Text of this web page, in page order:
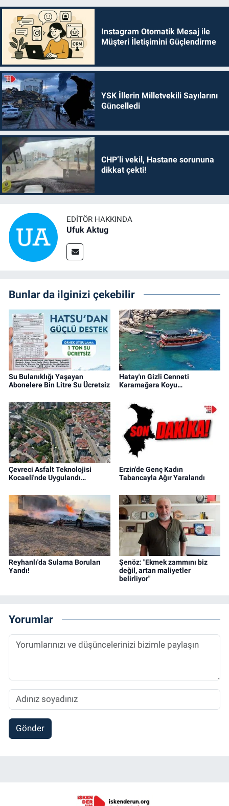
Instagram Otomatik Mesaj ile
Müşteri İletişimini Güçlendirme
YSK İllerin Milletvekili Sayılarını
Güncelledi
CHP’li vekil, Hastane sorununa
dikkat çekti!
EDITÖR HAKKINDA
Ufuk Aktug
Bunlar da ilginizi çekebilir
Su Bulanıklığı Yaşayan
Abonelere Bin Litre Su Ücretsiz
Hatay'ın Gizli Cenneti
Karamağara Koyu…
Çevreci Asfalt Teknolojisi
Kocaeli'nde Uygulandı…
Erzin'de Genç Kadın
Tabancayla Ağır Yaralandı
Reyhanlı'da Sulama Boruları
Yandı!
Şenöz: "Ekmek zammını biz
değil, artan maliyetler
belirliyor"
Yorumlar
Gönder